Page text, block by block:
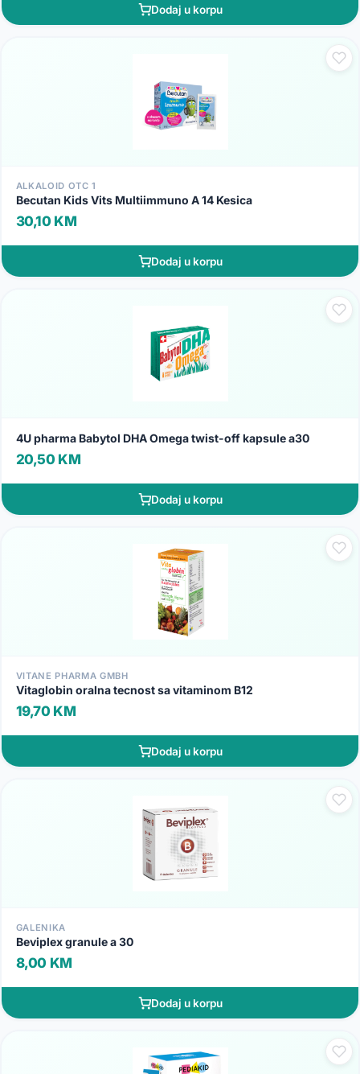
Dodaj u korpu
ALKALOID OTC 1
Becutan Kids Vits Multiimmuno A 14 Kesica
30,10 KM
Dodaj u korpu
4U pharma Babytol DHA Omega twist-off kapsule a30
20,50 KM
Dodaj u korpu
VITANE PHARMA GMBH
Vitaglobin oralna tecnost sa vitaminom B12
19,70 KM
Dodaj u korpu
GALENIKA
Beviplex granule a 30
8,00 KM
Dodaj u korpu